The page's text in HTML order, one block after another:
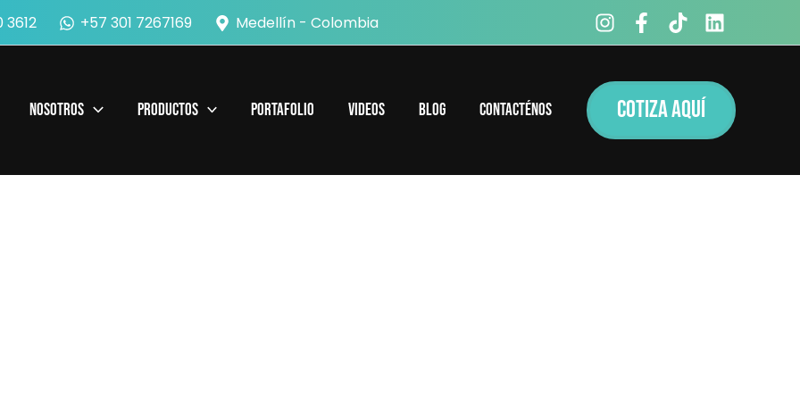
+57 301 7267169 Medellín - Colombia
Nosotros Productos Portafolio Videos Blog Contacténos COTIZA AQUÍ